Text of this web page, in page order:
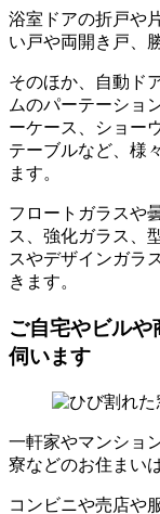
浴室ドアの折戸や
い戸や両開き戸、
そのほか、自動ド
ムのパーテーショ
ーケース、ショー
テーブルなど、様
ます。
フロートガラスや
ス、強化ガラス、
スやデザインガラ
きます。
ご自宅やビル
伺います
一軒家やマンショ
寮などのお住まい
コンビニや売店や